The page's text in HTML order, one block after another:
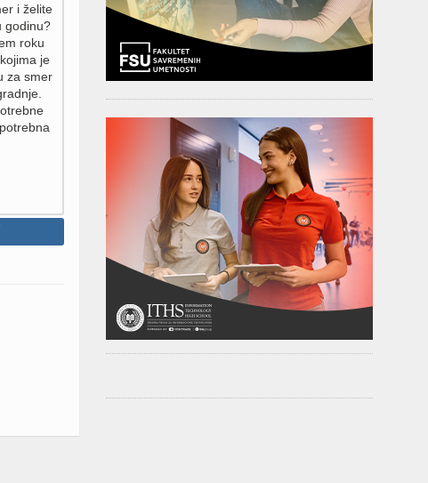
i želite
godinu?
roku
je
za smer